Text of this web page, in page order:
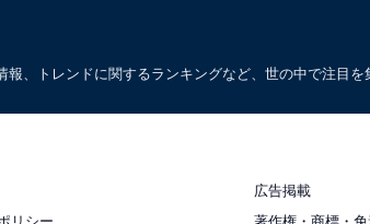
、トレンドに関するランキングなど、世の中で注目を
広告掲載